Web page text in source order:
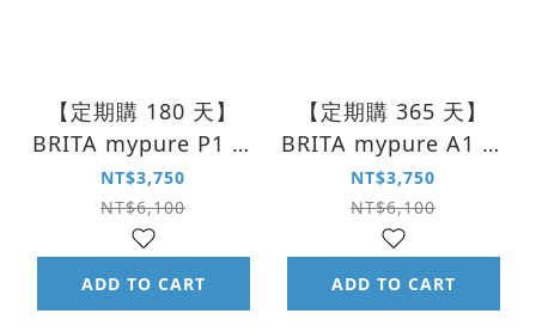
【定期購 180 天】
BRITA mypure P1 硬
水軟化型濾芯 P1000
NT$3,750
NT$6,100
ADD TO CART
【定期購 365 天】
BRITA mypure A1 長
效型濾芯 A1000
NT$3,750
NT$6,100
ADD TO CART